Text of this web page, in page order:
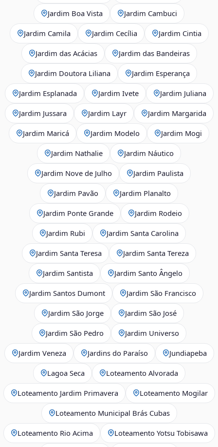
Jardim Boa Vista Jardim Cambuci
Jardim Camila Jardim Cecília Jardim Cintia
Jardim das Acácias Jardim das Bandeiras
Jardim Doutora Liliana Jardim Esperança
Jardim Esplanada Jardim Ivete Jardim Juliana
Jardim Jussara Jardim Layr Jardim Margarida
Jardim Maricá Jardim Modelo Jardim Mogi
Jardim Nathalie Jardim Náutico
Jardim Nove de Julho Jardim Paulista
Jardim Pavão Jardim Planalto
Jardim Ponte Grande Jardim Rodeio
Jardim Rubi Jardim Santa Carolina
Jardim Santa Teresa Jardim Santa Tereza
Jardim Santista Jardim Santo Ângelo
Jardim Santos Dumont Jardim São Francisco
Jardim São Jorge Jardim São José
Jardim São Pedro Jardim Universo
Jardim Veneza Jardins do Paraíso Jundiapeba
Lagoa Seca Loteamento Alvorada
Loteamento Jardim Primavera Loteamento Mogilar
Loteamento Municipal Brás Cubas
Loteamento Rio Acima Loteamento Yotsu Tobisawa